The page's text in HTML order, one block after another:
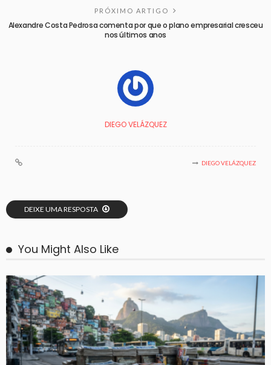
PRÓXIMO ARTIGO
Alexandre Costa Pedrosa comenta por que o plano empresarial cresceu
nos últimos anos
DIEGO VELÁZQUEZ
DIEGO VELÁZQUEZ
DEIXE UMA RESPOSTA
You Might Also Like